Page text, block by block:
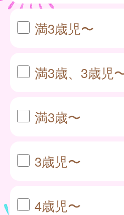
満3歳児〜
満3歳、3歳児
満3歳〜
3歳児〜
4歳児〜